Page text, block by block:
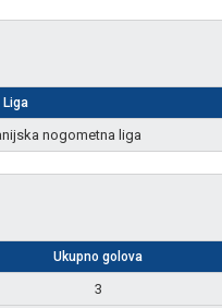
Liga
nogometna liga
Ukupno golova
3